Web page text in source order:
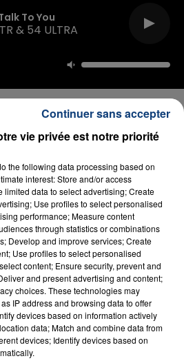
To You
& 54 ULTRA
À LENS : UNE FEMME ET
VIE ET LA...
par le feu après avoir
et leur bébé de trois mois
vie privée est notre priorité
the following data processing based on
interest: Store and/or access
limited data to select advertising; Create
Use profiles to select personalised
performance; Measure content
through statistics or combinations
Develop and improve services; Create
Use profiles to select personalised
content; Ensure security, prevent and
and present advertising and content;
choices. These technologies may
IP address and browsing data to offer
devices based on information actively
data; Match and combine data from
devices; Identify devices based on
Continuer sans accepter